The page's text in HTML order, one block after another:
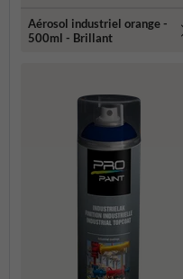
Aérosol industriel orange -
500ml - Brillant